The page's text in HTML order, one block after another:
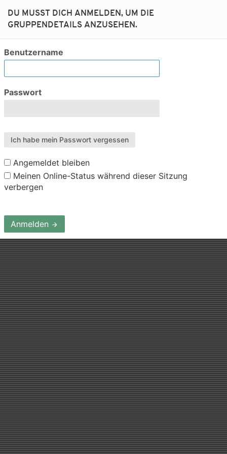
DU MUSST DICH ANMELDEN, UM DIE
GRUPPENDETAILS ANZUSEHEN.
Benutzername
Passwort
Ich habe mein Passwort vergessen
Angemeldet bleiben
Meinen Online-Status während dieser Sitzung
verbergen
Anmelden